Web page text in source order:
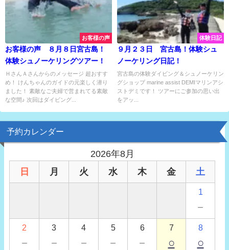
お客様の声
お客様の声 ８月８日宮古島！
体験シュノーケリングツアー！
ＨさんＡさんからのメッセージ 超おすす
め！ けんちゃんのガイドの元楽しく潜り
ました！ 素敵なご夫婦で営まれてる素敵
な空間♪ 次回はダイビング...
体験日記
９月２３日 宮古島！体験シュ
ノーケリング日記！
宮古島の体験ダイビング＆シュノーケリン
グショップ marine assist DEMIマリンアシ
ストデミです！ ツアーにご参加の思い出
をアッ...
予約カレンダー
2026年8月
日
月 火 水 木 金 土
1
－
2
－
3
－
4
－
5
－
6
－
7
○
8
○